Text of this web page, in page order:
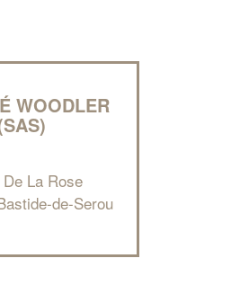
WOODLER
La Rose
de-Serou
êtes un
votre
En savoir plus